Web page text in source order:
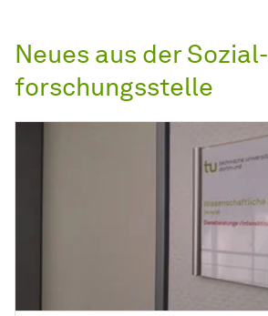
Neues aus derSozial­
forschungs­stelle